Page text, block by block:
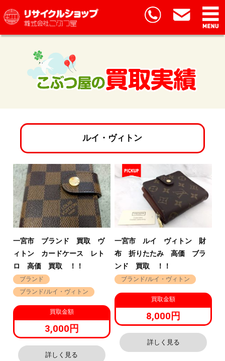
ルイ・ヴィトン
一宮市 ブランド 買取 ヴ
ィトン カードケース レト
ロ 高価 買取 ！！
ブランド
ブランド/ルイ・ヴィトン
買取金額
3,000円
詳しく見る
一宮市 ルイ ヴィトン 財
布 折りたたみ 高価 ブラ
ンド 買取 ！！
ブランド/ルイ・ヴィトン
買取金額
8,000円
詳しく見る